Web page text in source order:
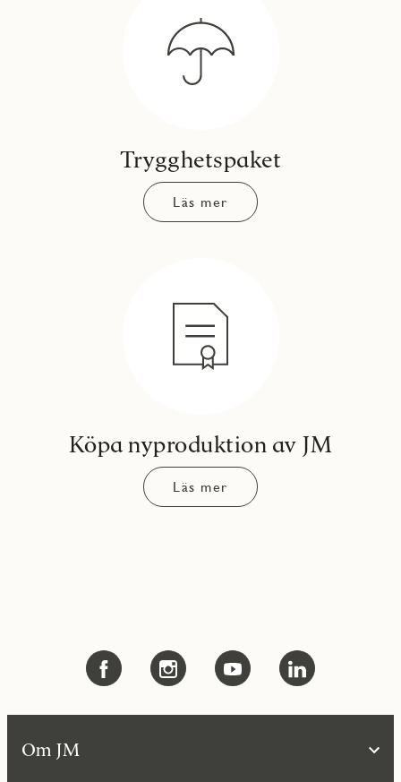
Trygghetspaket
Läs mer
Köpa nyproduktion av JM
Läs mer
Om JM